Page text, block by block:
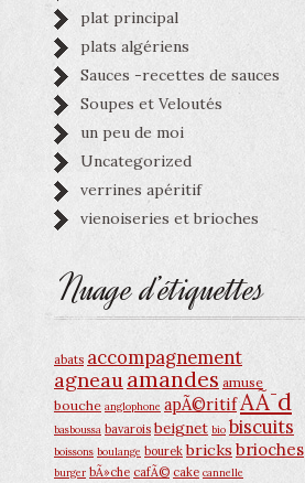
plat principal
plats algériens
Sauces -recettes de sauces
Soupes et Veloutés
un peu de moi
Uncategorized
verrines apéritif
vienoiseries et brioches
Nuage d’étiquettes
abats accompagnement
agneauamandes amuse
bouche anglophone apÃ©ritifAÃ¯d
basboussa bavarois beignet bio biscuits
boissons boulange bourek bricks brioches
burger bÃ»che cafÃ© cake cannelle